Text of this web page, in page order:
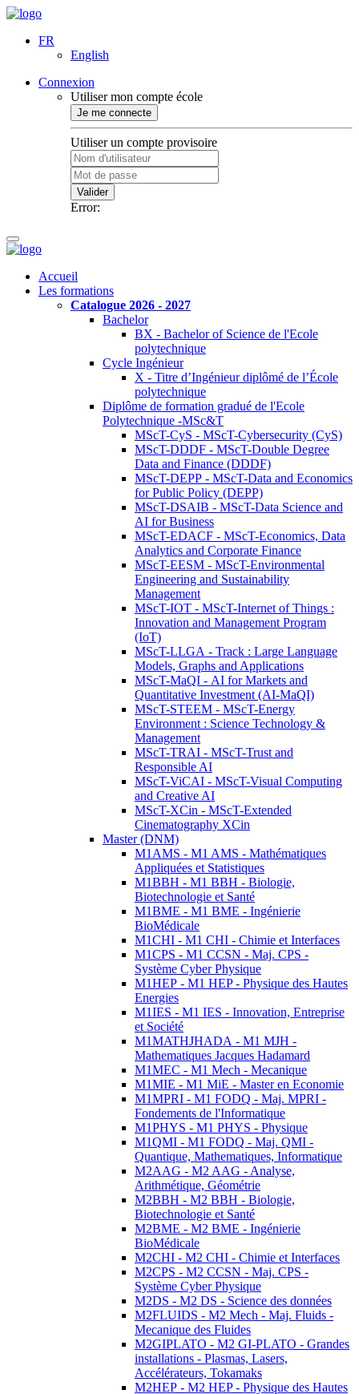
FR
English
Connexion
Utiliser mon compte école
Je me connecte
Utiliser un compte provisoire
Valider
Error:
Accueil
Les formations
Catalogue 2026 - 2027
Bachelor
BX - Bachelor of Science de l'Ecole
polytechnique
Cycle Ingénieur
X - Titre d’Ingénieur diplômé de l’École
polytechnique
Diplôme de formation gradué de l'Ecole
Polytechnique -MSc&T
MScT-CyS - MScT-Cybersecurity (CyS)
MScT-DDDF - MScT-Double Degree
Data and Finance (DDDF)
MScT-DEPP - MScT-Data and Economics
for Public Policy (DEPP)
MScT-DSAIB - MScT-Data Science and
AI for Business
MScT-EDACF - MScT-Economics, Data
Analytics and Corporate Finance
MScT-EESM - MScT-Environmental
Engineering and Sustainability
Management
MScT-IOT - MScT-Internet of Things :
Innovation and Management Program
(IoT)
MScT-LLGA - Track : Large Language
Models, Graphs and Applications
MScT-MaQI - AI for Markets and
Quantitative Investment (AI-MaQI)
MScT-STEEM - MScT-Energy
Environment : Science Technology &
Management
MScT-TRAI - MScT-Trust and
Responsible AI
MScT-ViCAI - MScT-Visual Computing
and Creative AI
MScT-XCin - MScT-Extended
Cinematography XCin
Master (DNM)
M1AMS - M1 AMS - Mathématiques
Appliquées et Statistiques
M1BBH - M1 BBH - Biologie,
Biotechnologie et Santé
M1BME - M1 BME - Ingénierie
BioMédicale
M1CHI - M1 CHI - Chimie et Interfaces
M1CPS - M1 CCSN - Maj. CPS -
Système Cyber Physique
M1HEP - M1 HEP - Physique des Hautes
Energies
M1IES - M1 IES - Innovation, Entreprise
et Société
M1MATHJHADA - M1 MJH -
Mathematiques Jacques Hadamard
M1MEC - M1 Mech - Mecanique
M1MIE - M1 MiE - Master en Economie
M1MPRI - M1 FODQ - Maj. MPRI -
Fondements de l'Informatique
M1PHYS - M1 PHYS - Physique
M1QMI - M1 FODQ - Maj. QMI -
Quantique, Mathematiques, Informatique
M2AAG - M2 AAG - Analyse,
Arithmétique, Géométrie
M2BBH - M2 BBH - Biologie,
Biotechnologie et Santé
M2BME - M2 BME - Ingénierie
BioMédicale
M2CHI - M2 CHI - Chimie et Interfaces
M2CPS - M2 CCSN - Maj. CPS -
Système Cyber Physique
M2DS - M2 DS - Science des données
M2FLUIDS - M2 Mech - Maj. Fluids -
Mecanique des Fluides
M2GIPLATO - M2 GI-PLATO - Grandes
installations - Plasmas, Lasers,
Accélérateurs, Tokamaks
M2HEP - M2 HEP - Physique des Hautes